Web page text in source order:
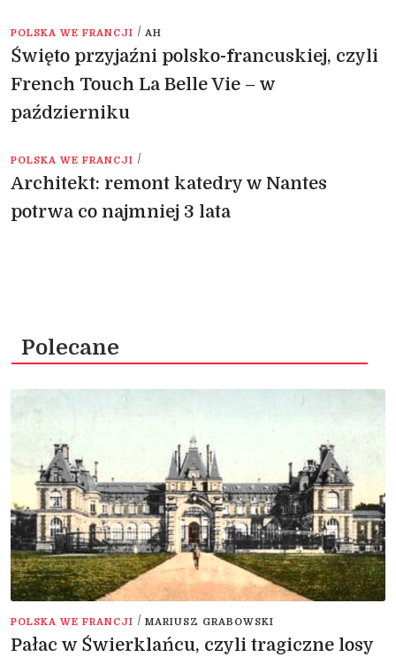
POLSKA WE FRANCJI / AH
Święto przyjaźni polsko-francuskiej, czyli
French Touch La Belle Vie – w
październiku
POLSKA WE FRANCJI /
Architekt: remont katedry w Nantes
potrwa co najmniej 3 lata
Polecane
POLSKA WE FRANCJI / MARIUSZ GRABOWSKI
Pałac w Świerklańcu, czyli tragiczne losy